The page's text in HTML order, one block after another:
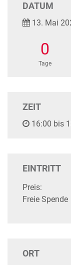
DATUM
13. Mai
0
Tage
ZEIT
16:00 bis
EINTRITT
Preis:
Freie Spende
ORT